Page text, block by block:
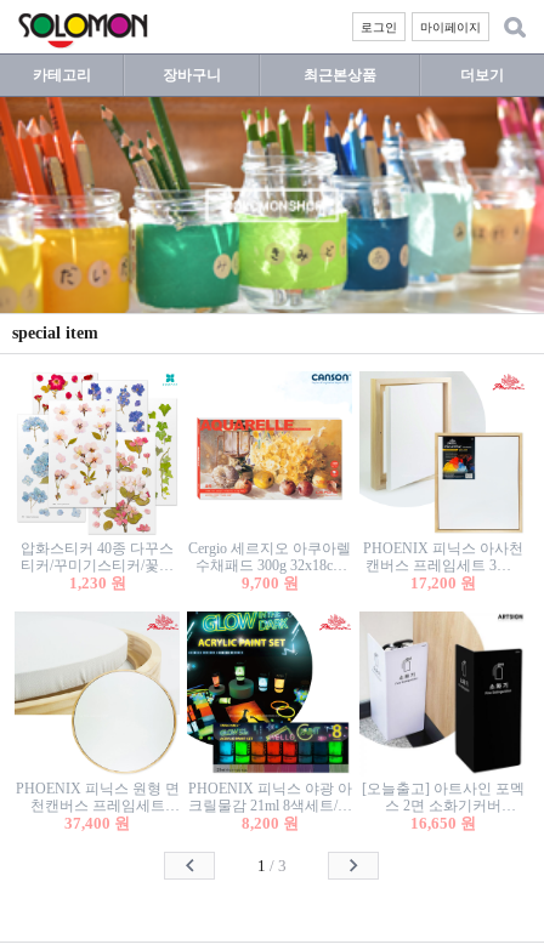
마이페이지
로그인
카테고리 장바구니 최근본상품 더보기
special item
압화스티커 40종 다꾸스
티커/꾸미기스티커/꽃스
티커/압화꽃책갈피/팬시
1,230 원
Cergio 세르지오 아쿠아렐
수채패드 300g 32x18cm
12매 1면제본
9,700 원
PHOENIX 피닉스 아사천
캔버스 프레임세트 3호F
27.3x22cm 캔버스와 올림
17,200 원
PHOENIX 피닉스 원형 면
천캔버스 프레임세트
40cm/원형캔버스/플로팅
37,400 원
PHOENIX 피닉스 야광 아
크릴물감 21ml 8색세트/야
광물감
8,200 원
[오늘출고] 아트사인 포멕
스 2면 소화기커버
1470/1471/소화기커버/소
함/소화기거치대/소화기
16,650 원
1 / 3